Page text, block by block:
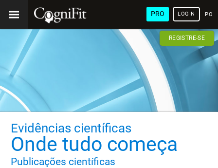
PRO LOGIN
REGISTRE-SE
Evidências científicas
Onde tudo começa
Publicações científicas